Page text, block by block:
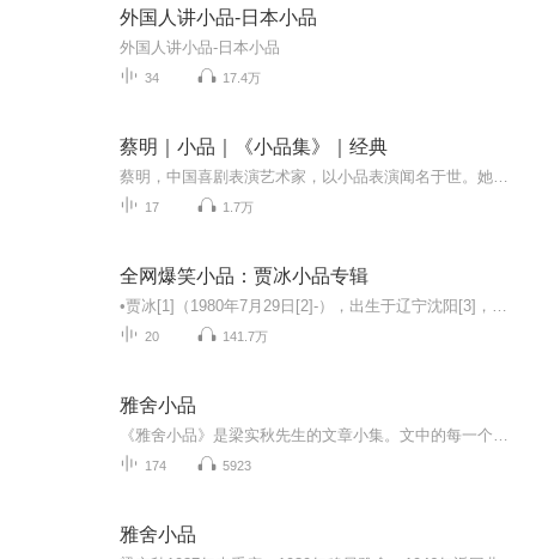
外国人讲小品-日本小品
外国人讲小品-日本小品
34 17.4万
蔡明｜小品｜《小品集》｜经典
17 1.7万
全网爆笑小品：贾冰小品专辑
20 141.7万
雅舍小品
174 5923
雅舍小品